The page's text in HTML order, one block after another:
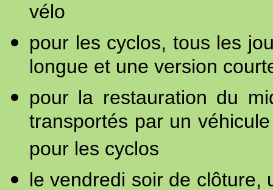
vélo
pour les cyclos, tous les
longue et une version
pour la restauration du
transportés par un
pour les cyclos
le vendredi soir de clôture,